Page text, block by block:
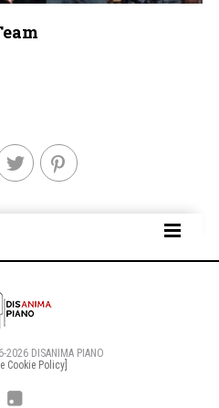
DISANIMA PIANO
Cookie Policy]